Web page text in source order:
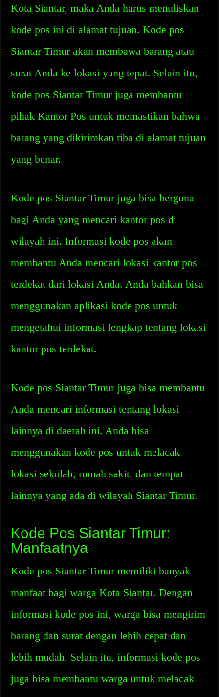
Kota Siantar, maka Anda harus menuliskan
kode pos ini di alamat tujuan. Kode pos
Siantar Timur akan membawa barang atau
surat Anda ke lokasi yang tepat. Selain itu,
kode pos Siantar Timur juga membantu
pihak Kantor Pos untuk memastikan bahwa
barang yang dikirimkan tiba di alamat tujuan
yang benar.
Kode pos Siantar Timur juga bisa berguna
bagi Anda yang mencari kantor pos di
wilayah ini. Informasi kode pos akan
membantu Anda mencari lokasi kantor pos
terdekat dari lokasi Anda. Anda bahkan bisa
menggunakan aplikasi kode pos untuk
mengetahui informasi lengkap tentang lokasi
kantor pos terdekat.
Kode pos Siantar Timur juga bisa membantu
Anda mencari informasi tentang lokasi
lainnya di daerah ini. Anda bisa
menggunakan kode pos untuk melacak
lokasi sekolah, rumah sakit, dan tempat
lainnya yang ada di wilayah Siantar Timur.
Kode Pos Siantar Timur:
Manfaatnya
Kode pos Siantar Timur memiliki banyak
manfaat bagi warga Kota Siantar. Dengan
informasi kode pos ini, warga bisa mengirim
barang dan surat dengan lebih cepat dan
lebih mudah. Selain itu, informasi kode pos
juga bisa membantu warga untuk melacak